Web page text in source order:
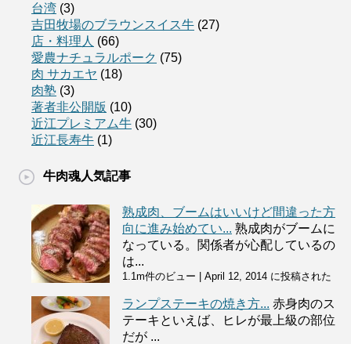
台湾 (3)
吉田牧場のブラウンスイス牛 (27)
店・料理人 (66)
愛農ナチュラルポーク (75)
肉 サカエヤ (18)
肉塾 (3)
著者非公開版 (10)
近江プレミアム牛 (30)
近江長寿牛 (1)
牛肉魂人気記事
熟成肉、ブームはいいけど間違った方
向に進み始めてい... 熟成肉がブームに
なっている。関係者が心配しているの
は...
1.1m件のビュー | April 12, 2014 に投稿された
ランプステーキの焼き方... 赤身肉のス
テーキといえば、ヒレが最上級の部位
だが ...